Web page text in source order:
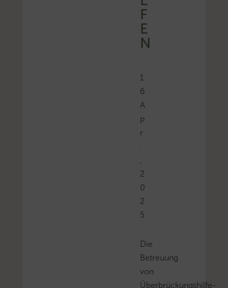
F
E
N
1
6
A
p
r
2
0
2
5
Die
Betreuung
von
Überbrückungshilfe-